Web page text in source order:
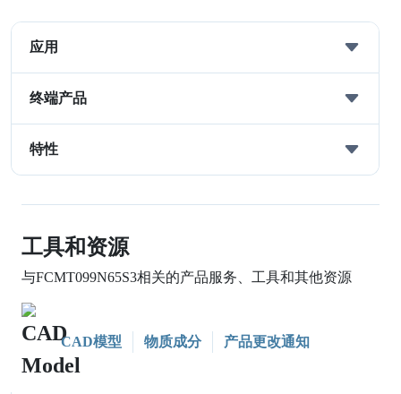
应用
终端产品
特性
工具和资源
与FCMT099N65S3相关的产品服务、工具和其他资源
CAD模型 物质成分 产品更改通知